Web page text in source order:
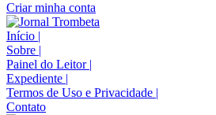
Criar minha conta
Início |
Sobre |
Painel do Leitor |
Expediente |
Termos de Uso e Privacidade |
Contato